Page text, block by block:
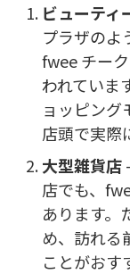
ビューティ
プラザのよ
fwee チー
われていま
ョッピング
店頭で実際
大型雑貨店
店でも、
あります。
め、訪れる
ことがおす